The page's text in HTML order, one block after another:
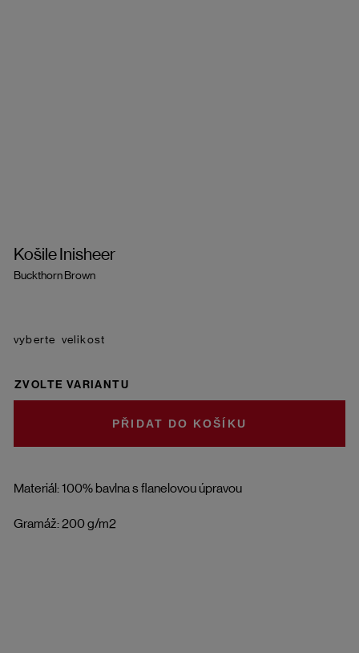
Košile Inisheer
Buckthorn Brown
Materiál: 100% bavlna s flanelovou úpravou
Gramáž: 200 g/m2
velikost
ZVOLTE VARIANTU
DO KOŠÍKU